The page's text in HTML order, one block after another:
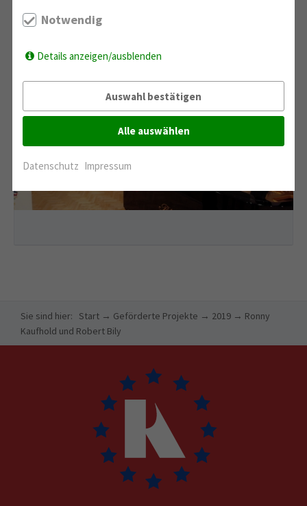
Sie sind hier: Start → Geförderte Projekte → 2019 → Ronny
Kaufhold und Robert Bily
Notwendig
Details anzeigen/ausblenden
Auswahl bestätigen
Alle auswählen
Datenschutz Impressum